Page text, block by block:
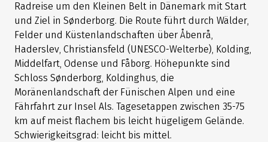
Radreise um den Kleinen Belt in Dänemark mit Start
und Ziel in Sønderborg. Die Route führt durch Wälder,
Felder und Küstenlandschaften über Åbenrå,
Haderslev, Christiansfeld (UNESCO-Welterbe), Kolding,
Middelfart, Odense und Fåborg. Höhepunkte sind
Schloss Sønderborg, Koldinghus, die
Moränenlandschaft der Fünischen Alpen und eine
Fährfahrt zur Insel Als. Tagesetappen zwischen 35-75
km auf meist flachem bis leicht hügeligem Gelände.
Schwierigkeitsgrad: leicht bis mittel.